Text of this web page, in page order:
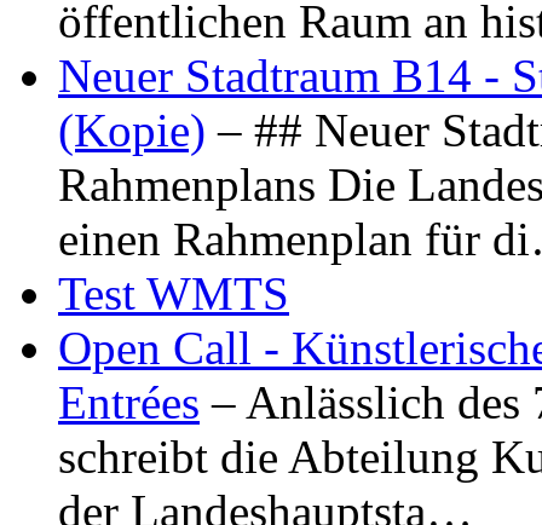
öffentlichen Raum an
Neuer Stadtraum B14 -
(Kopie) – ## Neuer
Rahmenplans Die
einen Rahmenplan für
Test WMTS
Open Call -
Entrées – Anlässlich
schreibt die Abteilung
der Landeshauptsta…